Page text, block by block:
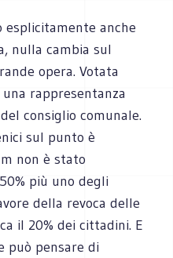
esplicitamente anche
nulla cambia sul
opera. Votata
rappresentanza
consiglio comunale.
sul punto è
non è stato
più uno degli
della revoca delle
il 20% dei cittadini. E
può pensare di